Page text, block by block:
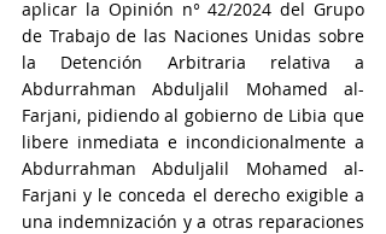
aplicar la Opinión n° 42/2024 del Grupo
de Trabajo de las Naciones Unidas sobre
la Detención Arbitraria relativa a
Abdurrahman Abduljalil Mohamed al-
Farjani, pidiendo al gobierno de Libia que
libere inmediata e incondicionalmente a
Abdurrahman Abduljalil Mohamed al-
Farjani y le conceda el derecho exigible a
una indemnización y a otras reparaciones